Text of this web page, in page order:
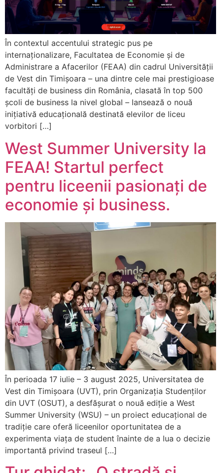
În contextul accentului strategic pus pe
internaționalizare, Facultatea de Economie și de
Administrare a Afacerilor (FEAA) din cadrul Universității
de Vest din Timișoara – una dintre cele mai prestigioase
facultăți de business din România, clasată în top 500
școli de business la nivel global – lansează o nouă
inițiativă educațională destinată elevilor de liceu
vorbitori […]
West Summer University la
FEAA! Startul perfect
pentru liceenii pasionați de
economie și business.
În perioada 17 iulie – 3 august 2025, Universitatea de
Vest din Timișoara (UVT), prin Organizația Studenților
din UVT (OSUT), a desfășurat o nouă ediție a West
Summer University (WSU) – un proiect educațional de
tradiție care oferă liceenilor oportunitatea de a
experimenta viața de student înainte de a lua o decizie
importantă privind traseul […]